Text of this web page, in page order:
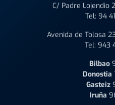
C/ Padre Lojendio
Tel: 94
Avenida de Tolosa
Tel: 943
Bilbao
Donostia
Gasteiz
Iruña